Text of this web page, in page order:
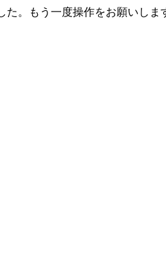
た。もう一度操作をお願いしま